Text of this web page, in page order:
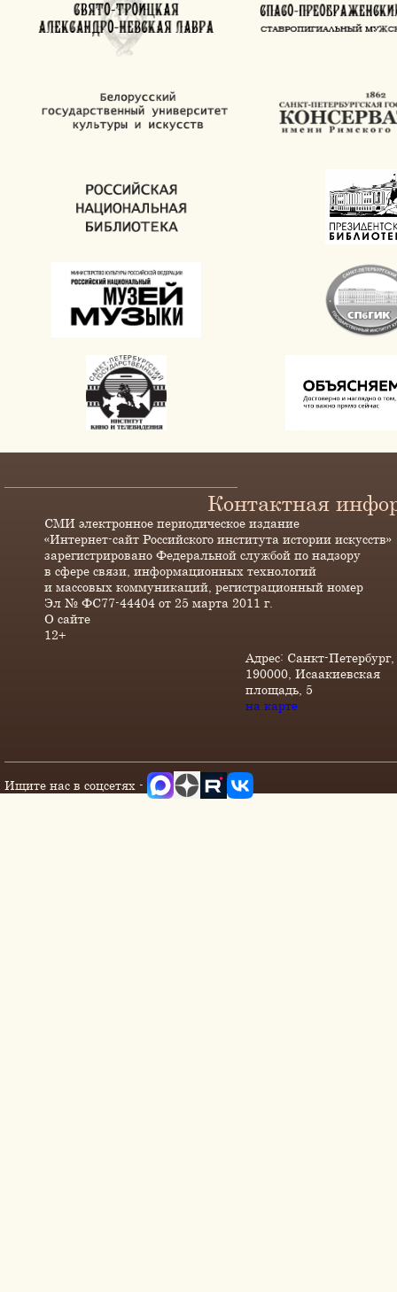
Контактная
СМИ электронное периодическое издание
«Интернет-сайт Российского института истории искусств»
зарегистрировано Федеральной службой по надзору
в сфере связи, информационных технологий
и массовых коммуникаций, регистрационный номер
Эл № ФС77-44404 от 25 марта 2011 г.
О сайте
12+
Адрес: Санкт-Петербург,
190000, Исаакиевская
площадь, 5
на карте
Ищите нас в соцсетях -